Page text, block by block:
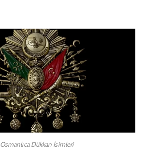
Osmanlıca Dükkan İsimleri